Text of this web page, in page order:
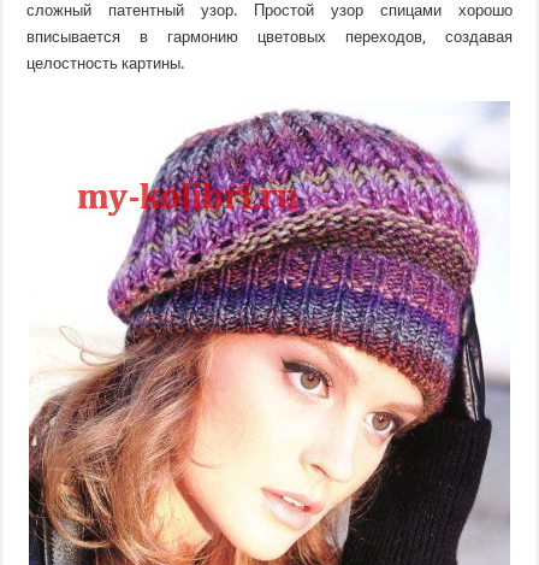
сложный патентный узор. Простой узор спицами хорошо
вписывается в гармонию цветовых переходов, создавая
целостность картины.